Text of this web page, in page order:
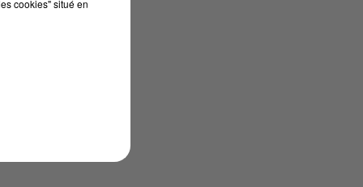
cookies" situé en